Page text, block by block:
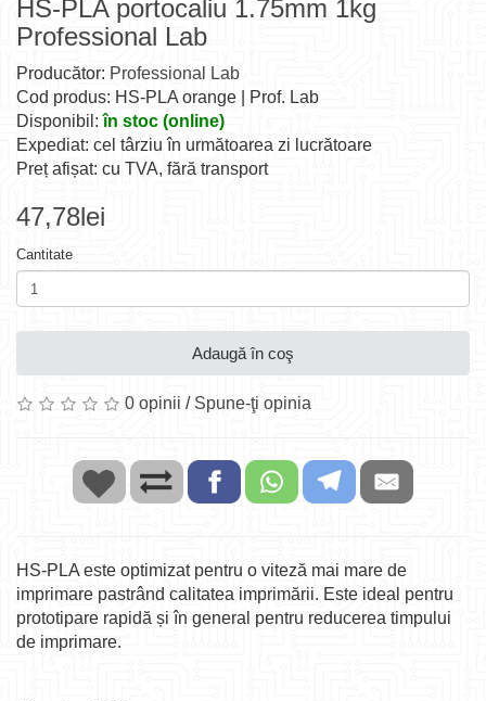
HS-PLA portocaliu 1.75mm 1kg
Professional Lab
Producător: Professional Lab
Cod produs: HS-PLA orange | Prof. Lab
Disponibil:în stoc (online)
Expediat: cel târziu în următoarea zi lucrătoare
Preț afișat: cu TVA, fără transport
47,78lei
Cantitate
Adaugă în coş
0 opinii / Spune-ţi opinia
HS-PLA este optimizat pentru o viteză mai mare de
imprimare pastrând calitatea imprimării. Este ideal pentru
prototipare rapidă și în general pentru reducerea timpului
de imprimare.